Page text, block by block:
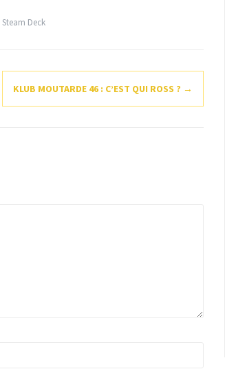
diminuer
le
Steam Deck
KLUB MOUTARDE 46 : C’EST QUI ROSS ? →